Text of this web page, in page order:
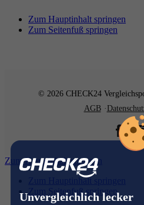
Unvergleichlich lecker
Zum Hauptinhalt springen
Zum Seitenfuß springen
© 2026 CHECK24
AGB
Zum Hauptinhalt springen
Zum Hauptinhalt springen
Zum Seitenfuß springen